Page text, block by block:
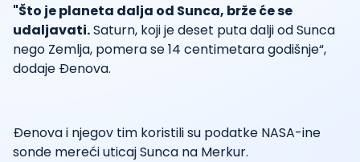
"Što je planeta dalja od Sunca, brže će se
udaljavati.Saturn, koji je deset puta dalji od Sunca
nego Zemlja, pomera se 14 centimetara godišnje“,
dodaje Đenova.
Đenova i njegov tim koristili su podatke NASA-ine
sonde mereći uticaj Sunca na Merkur.